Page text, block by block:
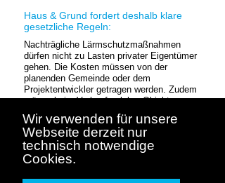
Wir verwenden für unsere
Webseite derzeit nur
technisch notwendige
Cookies.
Haus & Grund fordert deshalb klare
gesetzliche Regeln:
Nachträgliche Lärmschutzmaßnahmen
dürfen nicht zu Lasten privater Eigentümer
gehen. Die Kosten müssen von der
planenden Gemeinde oder dem
Projektentwickler getragen werden. Zudem
müsse beim Verkauf solcher Objekte
transparent über mögliche Risiken nach §
216a BauGB informiert werden.
» Zu den Pressemitteilungen